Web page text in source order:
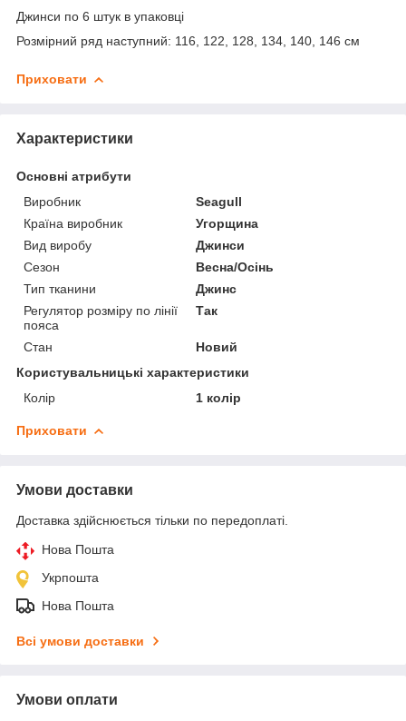
Джинси по 6 штук в упаковці
Розмірний ряд наступний: 116, 122, 128, 134, 140, 146 см
Приховати
Характеристики
Основні атрибути
Виробник
Seagull
Країна виробник
Угорщина
Вид виробу
Джинси
Сезон
Весна/Осінь
Тип тканини
Джинс
Регулятор розміру по лінії
пояса
Так
Стан
Новий
Користувальницькі характеристики
Колір
1 колір
Приховати
Умови доставки
Доставка здійснюється тільки по передоплаті.
Нова Пошта
Укрпошта
Нова Пошта
Всі умови доставки
Умови оплати